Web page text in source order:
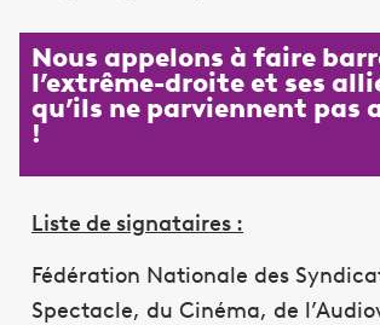
Nous appelons à faire
l’extrême-droite et ses
qu’ils ne parviennent pas
!
Liste de signataires :
Fédération Nationale des
Spectacle, du Cinéma, de